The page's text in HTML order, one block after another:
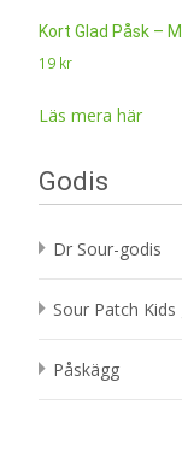
Kort Glad Påsk –
19 kr
Läs mera här
Godis
Dr Sour-godis
Sour Patch Kids
Påskägg